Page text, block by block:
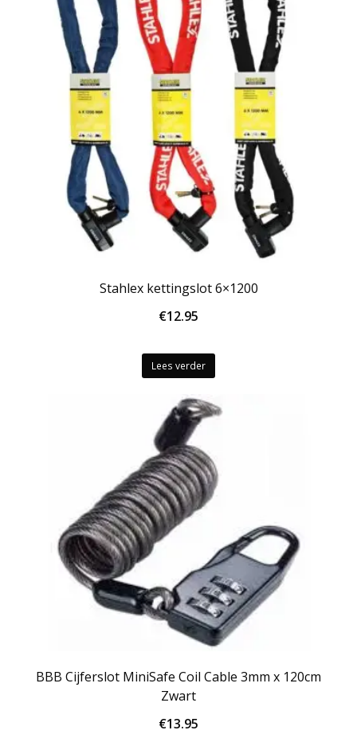
Stahlex kettingslot 6×1200
€12.95
Lees verder
BBB Cijferslot MiniSafe Coil Cable 3mm x 120cm
Zwart
€13.95